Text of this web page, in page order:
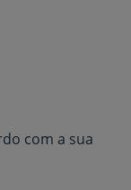
com a sua